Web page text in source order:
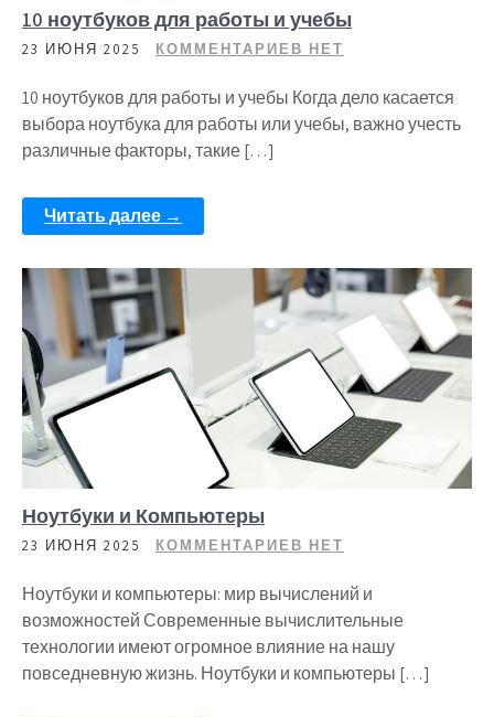
10 ноутбуков для работы и учебы
23 ИЮНЯ 2025 КОММЕНТАРИЕВ НЕТ
10 ноутбуков для работы и учебы Когда дело касается
выбора ноутбука для работы или учебы, важно учесть
различные факторы, такие […]
Читать далее →
Ноутбуки и Компьютеры
23 ИЮНЯ 2025 КОММЕНТАРИЕВ НЕТ
Ноутбуки и компьютеры: мир вычислений и
возможностей Современные вычислительные
технологии имеют огромное влияние на нашу
повседневную жизнь. Ноутбуки и компьютеры […]